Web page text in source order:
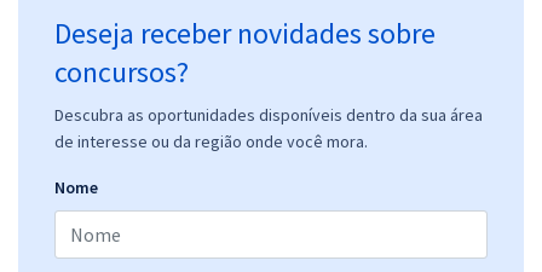
Deseja receber novidades sobre
concursos?
Descubra as oportunidades disponíveis dentro da sua área
de interesse ou da região onde você mora.
Nome